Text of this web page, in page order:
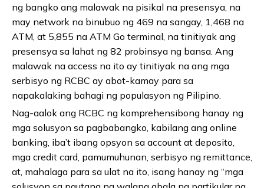
ng bangko ang malawak na pisikal na presensya, na
may network na binubuo ng 469 na sangay, 1,468 na
ATM, at 5,855 na ATM Go terminal, na tinitiyak ang
presensya sa lahat ng 82 probinsya ng bansa. Ang
malawak na access na ito ay tinitiyak na ang mga
serbisyo ng RCBC ay abot-kamay para sa
napakalaking bahagi ng populasyon ng Pilipino.
Nag-aalok ang RCBC ng komprehensibong hanay ng
mga solusyon sa pagbabangko, kabilang ang online
banking, iba’t ibang opsyon sa account at deposito,
mga credit card, pamumuhunan, serbisyo ng remittance,
at, mahalaga para sa ulat na ito, isang hanay ng “mga